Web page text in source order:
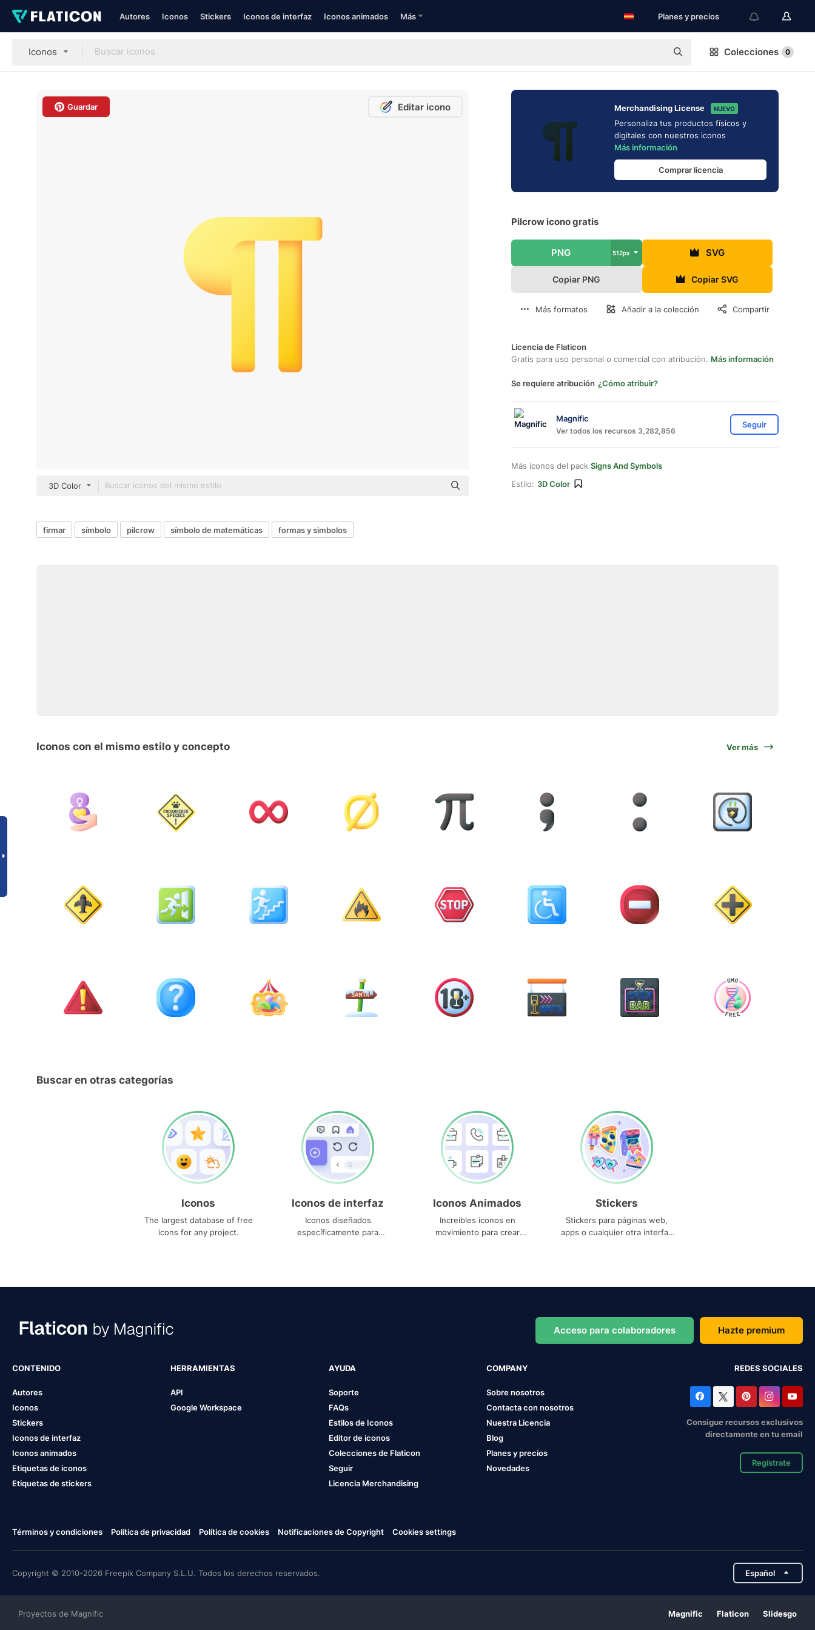
Autores Iconos Stickers Iconos de interfaz Iconos animados Más Planes y precios
Iconos Colecciones 0
Guardar Editar icono
3D Color
Merchandising License NUEVO
Personaliza tus productos físicos y
digitales con nuestros iconos
Más información
Comprar licencia
Pilcrow icono gratis
PNG 512px SVG
Copiar PNG Copiar SVG
Más formatos Añadir a la colección Compartir
Licencia de Flaticon
Gratis para uso personal o comercial con atribución. Más información
Se requiere atribución ¿Cómo atribuir?
Magnific
Ver todos los recursos 3,282,856
Seguir
Más iconos del pack Signs And Symbols
Estilo: 3D Color
firmar símbolo pilcrow símbolo de matemáticas formas y simbolos
Iconos con el mismo estilo y concepto Ver más
Buscar en otras categorías
Iconos
The largest database of free
icons for any project.
Iconos de interfaz
Iconos diseñados
específicamente para
Iconos Animados
Increíbles iconos en
movimiento para crear
Stickers
Stickers para páginas web,
apps o cualquier otra interfaz
Acceso para colaboradores Hazte premium
CONTENIDO
Autores
Iconos
Stickers
Iconos de interfaz
Iconos animados
Etiquetas de iconos
Etiquetas de stickers
HERRAMIENTAS
API
Google Workspace
AYUDA
Soporte
FAQs
Estilos de Iconos
Editor de iconos
Colecciones de Flaticon
Seguir
Licencia Merchandising
COMPANY
Sobre nosotros
Contacta con nosotros
Nuestra Licencia
Blog
Planes y precios
Novedades
REDES SOCIALES
Consigue recursos exclusivos
directamente en tu email
Regístrate
Términos y condiciones Política de privacidad Política de cookies Notificaciones de Copyright Cookies settings
Copyright © 2010-2026 Freepik Company S.L.U. Todos los derechos reservados. Español
Proyectos de Magnific Magnific Flaticon Slidesgo